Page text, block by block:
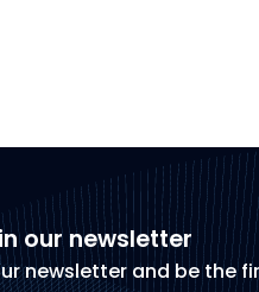
our newsletter
newsletter and be the